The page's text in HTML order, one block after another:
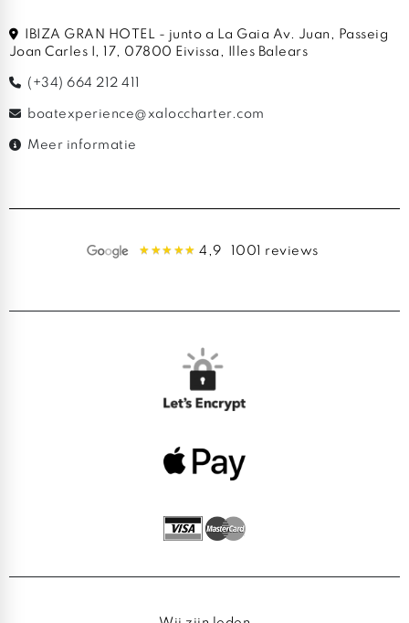
IBIZA GRAN HOTEL - junto a La Gaia Av. Juan, Passeig
Joan Carles I, 17, 07800 Eivissa, Illes Balears
(+34) 664 212 411
boatexperience@xaloccharter.com
Meer informatie
4,9 1001 reviews